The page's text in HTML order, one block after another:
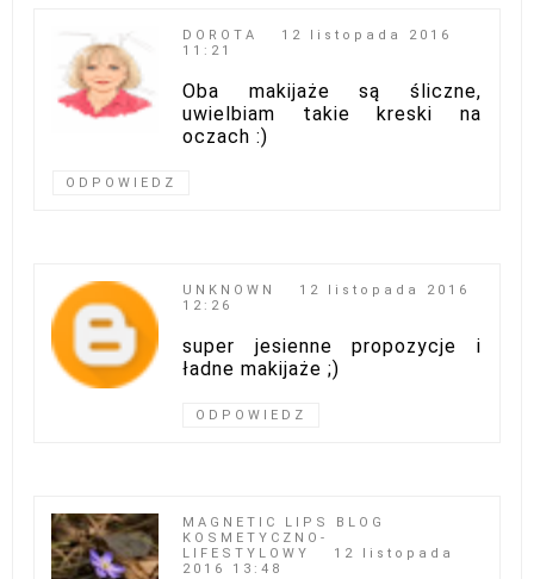
DOROTA
12 listopada 2016
11:21
Oba makijaże są śliczne,
uwielbiam takie kreski na
oczach :)
ODPOWIEDZ
UNKNOWN
12 listopada 2016
12:26
super jesienne propozycje i
ładne makijaże ;)
ODPOWIEDZ
MAGNETIC LIPS BLOG
KOSMETYCZNO-
LIFESTYLOWY
12 listopada
2016 13:48